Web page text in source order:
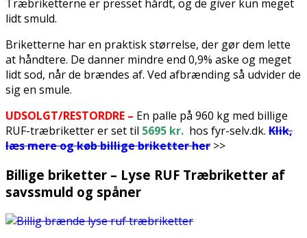
Træbriketterne er presset hårdt, og de giver kun meget
lidt smuld.
Briketterne har en praktisk størrelse, der gør dem lette
at håndtere. De danner mindre end 0,9% aske og meget
lidt sod, når de brændes af. Ved afbrænding så udvider de
sig en smule.
UDSOLGT/RESTORDRE – En palle på 960 kg med billige
RUF-træbriketter er set til 5695 kr. hos fyr-selv.dk. Klik,
læs mere og køb billige briketter her >>
Billige briketter – Lyse RUF Træbriketter af
savssmuld og spåner